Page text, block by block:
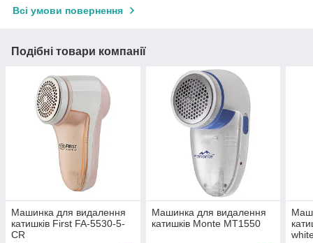
Всі умови повернення
Подібні товари компанії
Машинка для видалення
катишків First FA-5530-5-
CR
Машинка для видалення
катишків Monte MT1550